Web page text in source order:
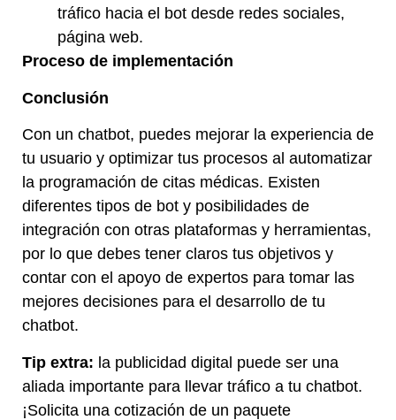
tráfico hacia el bot desde redes sociales,
página web.
Proceso de implementación
Conclusión
Con un chatbot, puedes mejorar la experiencia de
tu usuario y optimizar tus procesos al automatizar
la programación de citas médicas. Existen
diferentes tipos de bot y posibilidades de
integración con otras plataformas y herramientas,
por lo que debes tener claros tus objetivos y
contar con el apoyo de expertos para tomar las
mejores decisiones para el desarrollo de tu
chatbot.
Tip extra: la publicidad digital puede ser una
aliada importante para llevar tráfico a tu chatbot.
¡Solicita una cotización de un paquete